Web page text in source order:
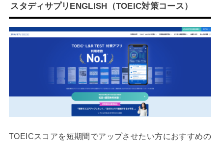
スタディサプリENGLISH（TOEIC対策コース）
TOEICスコアを短期間でアップさせたい方におすすめの